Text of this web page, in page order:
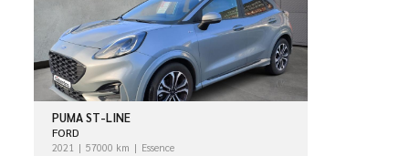
PUMA ST-LINE
FORD
2021 57000 km Essence